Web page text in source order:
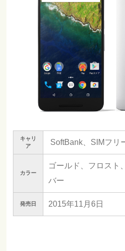
キャリ
ア
SoftBank、SIMフリ
カラー
ゴールド、フロスト
バー
発売日 2015年11月6日